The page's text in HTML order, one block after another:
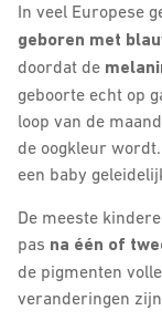
In veel Europese
geboren met
doordat de
geboorte echt op
loop van de
de oogkleur
een baby
De meeste
pas na één of
de pigmenten
veranderingen